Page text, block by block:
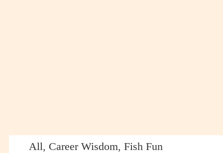
All, Career Wisdom, Fish Fun